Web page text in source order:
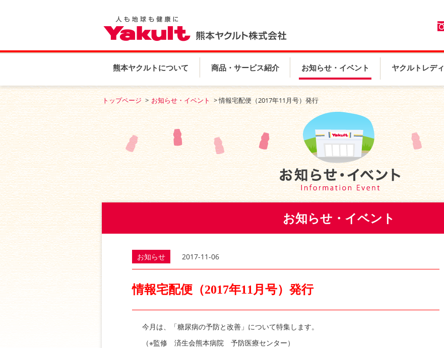
熊本ヤクルトについて 商品・サービス紹介 お知らせ・イベント ヤクルトレディ
トップページ お知らせ・イベント 情報宅配便（2017年11月号）発行
お知らせ・イベント
お知らせ 2017-11-06
情報宅配便（2017年11月号）発行
今月は、「糖尿病の予防と改善」について特集します。
（※監修 済生会熊本病院 予防医療センター）